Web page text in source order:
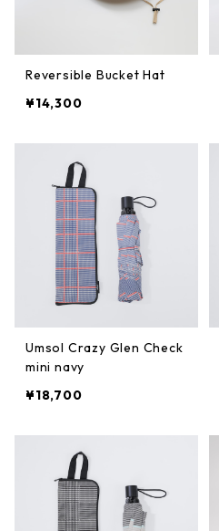
Reversible Bucket Hat
¥14,300
Umsol Crazy Glen Check
mini navy
¥18,700